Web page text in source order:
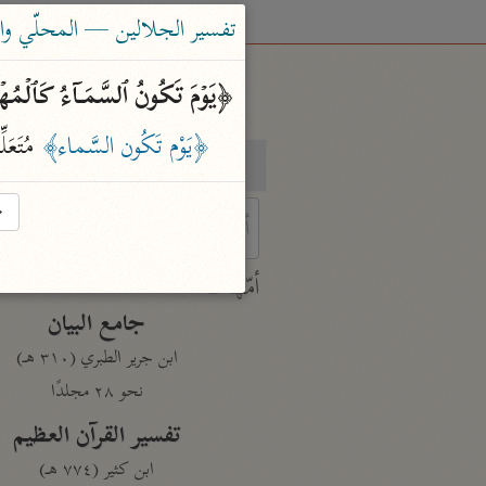
بحث
characters for results.
أمّهات
جامع البيان
ابن جرير الطبري (٣١٠ هـ)
نحو ٢٨ مجلدًا
تفسير القرآن العظيم
ابن كثير (٧٧٤ هـ)
تفسير الجلالين — المحلّي والسيوطي
﴿یَوۡمَ تَكُونُ ٱلسَّمَاۤءُ
﴿يَوْم تَكُون السَّماء﴾